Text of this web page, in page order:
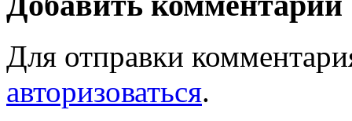
Для отправки
авторизоваться.